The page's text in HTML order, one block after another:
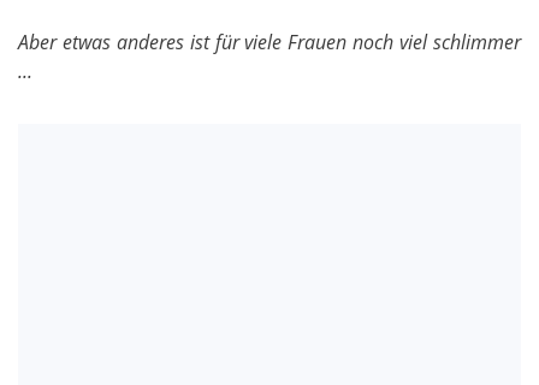
Aber etwas anderes ist für viele Frauen noch viel schlimmer
...